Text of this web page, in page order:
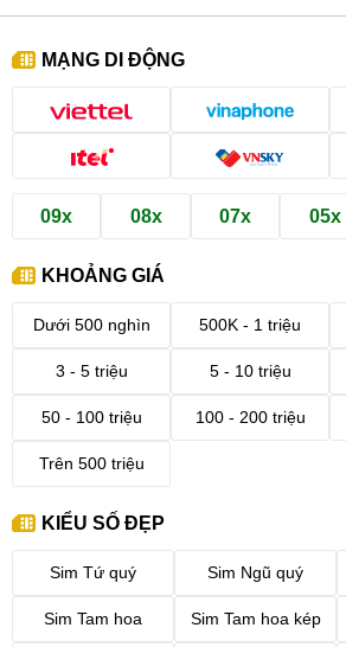
MẠNG DI ĐỘNG
09x 08x 07x 05x
KHOẢNG GIÁ
Dưới 500 nghìn 500K - 1 triệu
3 - 5 triệu 5 - 10 triệu
50 - 100 triệu 100 - 200 triệu
Trên 500 triệu
KIỂU SỐ ĐẸP
Sim Tứ quý Sim Ngũ quý
Sim Tam hoa Sim Tam hoa kép